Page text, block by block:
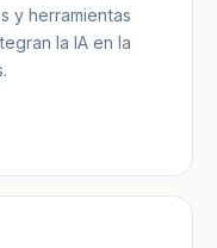
y herramientas
la IA en la